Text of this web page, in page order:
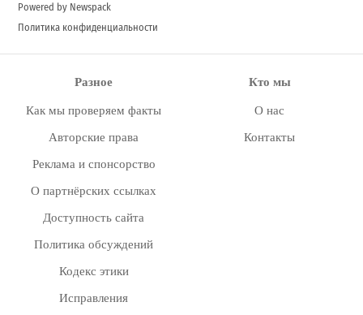
Powered by Newspack
Политика конфиденциальности
Разное
Как мы проверяем факты
Авторские права
Реклама и спонсорство
О партнёрских ссылках
Доступность сайта
Политика обсуждений
Кодекс этики
Исправления
Кто мы
О нас
Контакты